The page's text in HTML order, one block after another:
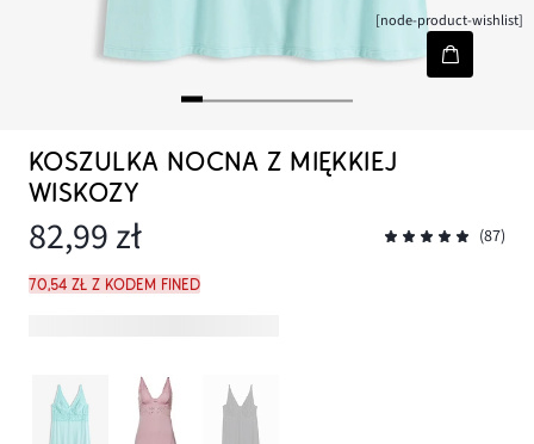
[node-product-wishlist]
KOSZULKA NOCNA Z MIĘKKIEJ
WISKOZY
82,99 zł (87)
70,54 zł z kodem FINED